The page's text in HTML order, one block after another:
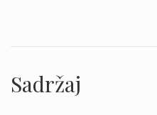
Sadržaj